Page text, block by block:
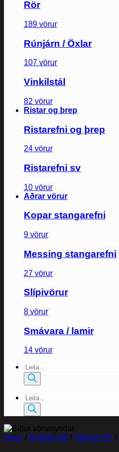
Rör
189 vörur
Rúnjárn / Öxlar
107 vörur
Vinkilstál
82 vörur
Ristar og þrep
Ristarefni og þrep
24 vörur
Ristarefni sv
10 vörur
Aðrar vörur
Kopar stangarefni
9 vörur
Messing stangarefni
27 vörur
Slípivörur
8 vörur
Smávara / lamir
14 vörur
Products
search
Products
search
Heim / Ryðfrítt stál / Fittings RF /